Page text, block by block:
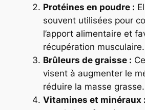
Protéines en poudre :
souvent utilisées pour
l’apport alimentaire et
récupération musculaire.
Brûleurs de graisse :
visent à augmenter le
réduire la masse grasse.
Vitamines et minéraux :